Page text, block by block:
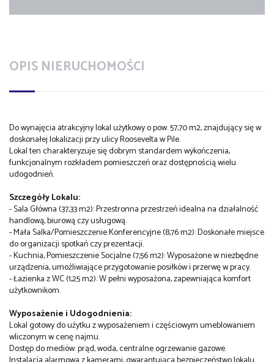
OPIS NIERUCHOMOŚCI
Do wynajęcia atrakcyjny lokal użytkowy o pow. 57,70 m2, znajdujący się w
doskonałej lokalizacji przy ulicy Roosevelta w Pile.
Lokal ten charakteryzuje się dobrym standardem wykończenia,
funkcjonalnym rozkładem pomieszczeń oraz dostępnością wielu
udogodnień.
Szczegóły Lokalu:
- Sala Główna (37,33 m2): Przestronna przestrzeń idealna na działalność
handlową, biurową czy usługową.
- Mała Salka/Pomieszczenie Konferencyjne (8,76 m2): Doskonałe miejsce
do organizacji spotkań czy prezentacji.
- Kuchnia, Pomieszczenie Socjalne (7,56 m2): Wyposażone w niezbędne
urządzenia, umożliwiające przygotowanie posiłków i przerwę w pracy.
- Łazienka z WC (1,25 m2): W pełni wyposażona, zapewniająca komfort
użytkownikom.
Wyposażenie i Udogodnienia:
Lokal gotowy do użytku z wyposażeniem i częściowym umeblowaniem
wliczonym w cenę najmu.
Dostęp do mediów: prąd, woda, centralne ogrzewanie gazowe.